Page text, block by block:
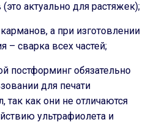
актуально для растяжек);
а при изготовлении
– сварка всех частей;
постформинг обязательно
для печати
так как они не отличаются
ультрафиолета и